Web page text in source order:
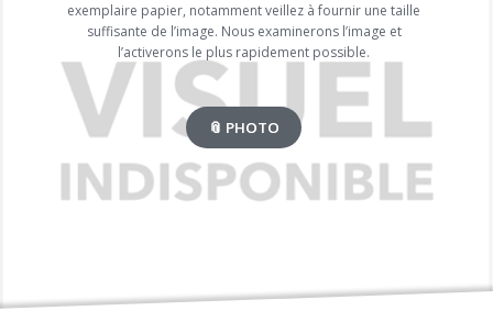
exemplaire papier, notamment veillez à fournir une taille
suffisante de l’image. Nous examinerons l’image et
l’activerons le plus rapidement possible.
📎 PHOTO